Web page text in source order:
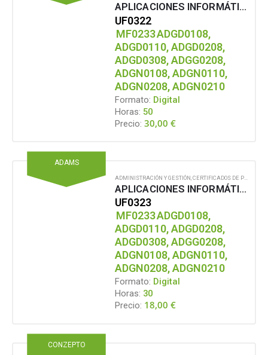
APLICACIONES INFORMÁTICAS DE BASES DE DATOS RELACIONALES (Microsoft Office)
UF0322
MF0233ADGD0108,
ADGD0110, ADGD0208,
ADGD0308, ADGG0208,
ADGN0108, ADGN0110,
ADGN0208, ADGN0210
Formato: Digital
Horas: 50
Precio: 30,00€
ADAMS
ADMINISTRACIÓN Y GESTIÓN CERTIFICADOS DE PROFESIONALIDAD
APLICACIONES INFORMÁTICAS PARA PRESENTACIONES: GRÁFICAS DE INFORMACIÓN (Microsoft Office)
UF0323
MF0233ADGD0108,
ADGD0110, ADGD0208,
ADGD0308, ADGG0208,
ADGN0108, ADGN0110,
ADGN0208, ADGN0210
Formato: Digital
Horas: 30
Precio: 18,00€
CONZEPTO